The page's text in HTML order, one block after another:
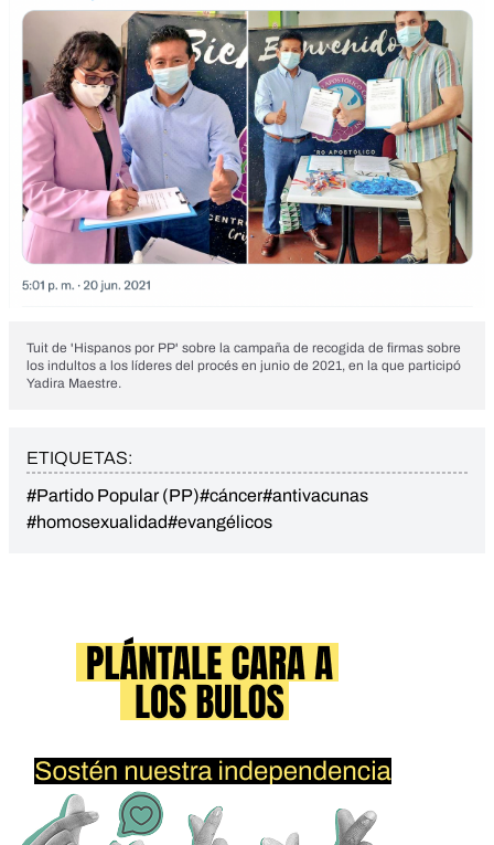
Tuit de 'Hispanos por PP' sobre la campaña de recogida de firmas sobre
los indultos a los líderes del procés en junio de 2021, en la que participó
Yadira Maestre.
ETIQUETAS:
#Partido Popular (PP)#cáncer#antivacunas
#homosexualidad#evangélicos